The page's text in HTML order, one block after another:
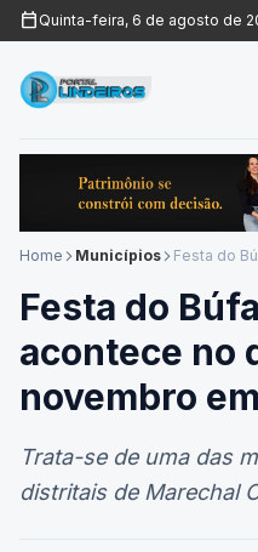
calendar_today Quinta-feira, 6 de agosto de
Home arrow_forward_ios Municípios arrow_forward_ios
Festa do
acontece no
novembro
Trata-se de uma das
distritais de Marechal